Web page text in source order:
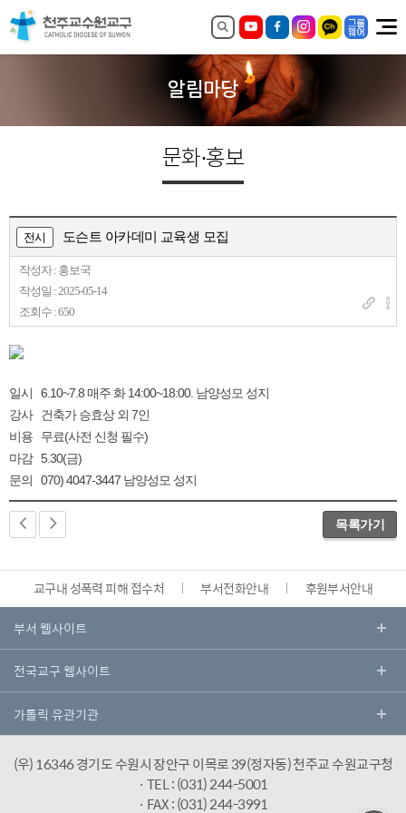
알림마당
문화·홍보
전시 도슨트 아카데미 교육생 모집
작성자 : 홍보국
작성일 : 2025-05-14
조회수 : 650
일시 6.10~7.8 매주 화 14:00~18:00. 남양성모 성지
강사 건축가 승효상 외 7인
비용 무료(사전 신청 필수)
마감 5.30(금)
문의 070) 4047-3447 남양성모 성지
목록가기
교구내 성폭력 피해 접수처 부서전화안내 후원부서안내
(우) 16346 경기도 수원시 장안구 이목로 39(정자동) 천주교 수원교구청
· TEL : (031) 244-5001
· FAX : (031) 244-3991